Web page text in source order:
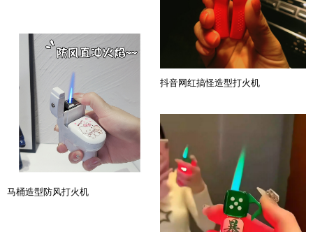
抖音网红搞怪造型打火机
马桶造型防风打火机